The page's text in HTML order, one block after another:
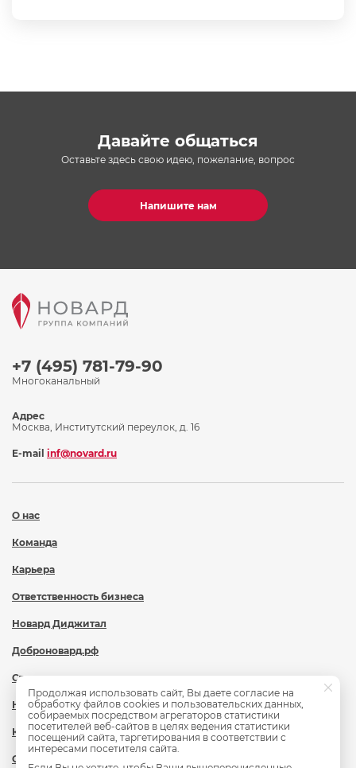
Давайте общаться
Оставьте здесь свою идею, пожелание, вопрос
Напишите нам
+7 (495) 781-79-90
Многоканальный
О нас
Команда
Карьера
Ответственность бизнеса
Новард Диджитал
Доброновард.рф
Статьи
Новости
Контакты
Охрана труда
Адрес
Москва, Институтский переулок, д. 16
E-mail inf@novard.ru
Продолжая использовать сайт, Вы даете согласие на
обработку файлов cookies и пользовательских данных,
собираемых посредством агрегаторов статистики
посетителей веб-сайтов в целях ведения статистики
посещений сайта, таргетирования в соответствии с
интересами посетителя сайта.